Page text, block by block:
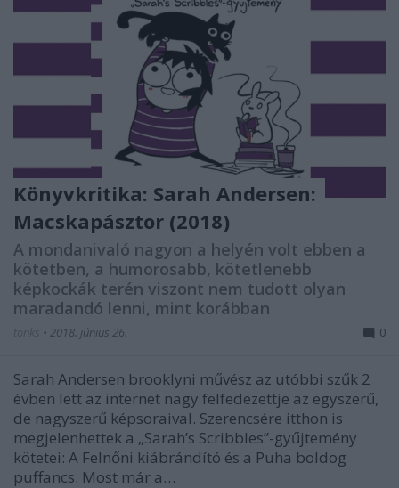
Könyvkritika: Sarah Andersen:
Macskapásztor (2018)
A mondanivaló nagyon a helyén volt ebben a
kötetben, a humorosabb, kötetlenebb
képkockák terén viszont nem tudott olyan
maradandó lenni, mint korábban
• 2018. június 26. 0
Sarah Andersen brooklyni művész az utóbbi szűk 2
évben lett az internet nagy felfedezettje az egyszerű,
de nagyszerű képsoraival. Szerencsére itthon is
megjelenhettek a „Sarah’s Scribbles”-gyűjtemény
kötetei: A Felnőni kiábrándító és a Puha boldog
puffancs. Most már a…